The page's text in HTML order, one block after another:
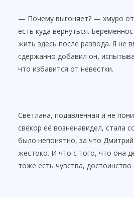
— Почему выгоняет? — хмуро
есть куда вернуться.
жить здесь после развода. Я не
сдержанно добавил он,
что избавится от невестки.
Светлана, подавленная и не
свёкор её возненавидел, стала
было непонятно, за что
жестоко. И что с того, что она
тоже есть чувства, достоинство